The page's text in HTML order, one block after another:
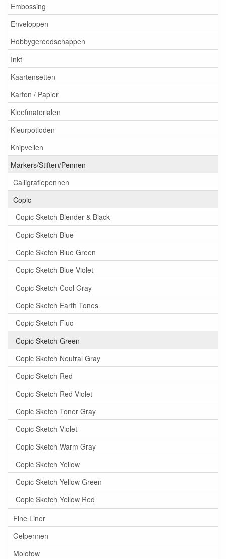
Embossing
Enveloppen
Hobbygereedschappen
Inkt
Kaartensetten
Karton / Papier
Kleefmaterialen
Kleurpotloden
Knipvellen
Markers/Stiften/Pennen
Calligrafiepennen
Copic
Copic Sketch Blender & Black
Copic Sketch Blue
Copic Sketch Blue Green
Copic Sketch Blue Violet
Copic Sketch Cool Gray
Copic Sketch Earth Tones
Copic Sketch Fluo
Copic Sketch Green
Copic Sketch Neutral Gray
Copic Sketch Red
Copic Sketch Red Violet
Copic Sketch Toner Gray
Copic Sketch Violet
Copic Sketch Warm Gray
Copic Sketch Yellow
Copic Sketch Yellow Green
Copic Sketch Yellow Red
Fine Liner
Gelpennen
Molotow